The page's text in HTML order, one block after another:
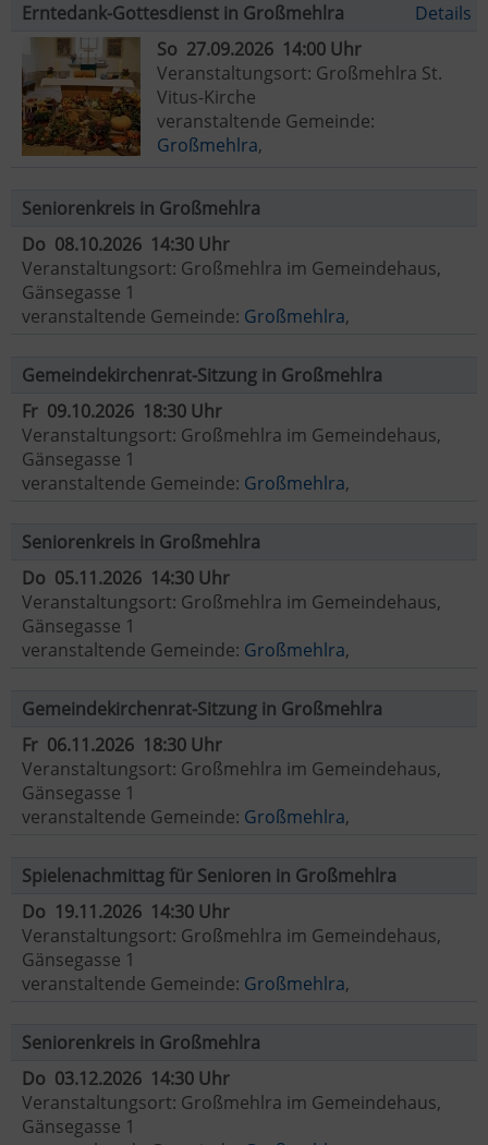
Erntedank-Gottesdienst in Großmehlra
Details
So 27.09.2026 14:00 Uhr
Veranstaltungsort: Großmehlra St.
Vitus-Kirche
veranstaltende Gemeinde:
Großmehlra,
Seniorenkreis in Großmehlra
Do 08.10.2026 14:30 Uhr
Veranstaltungsort: Großmehlra im Gemeindehaus,
Gänsegasse 1
veranstaltende Gemeinde: Großmehlra,
Gemeindekirchenrat-Sitzung in Großmehlra
Fr 09.10.2026 18:30 Uhr
Veranstaltungsort: Großmehlra im Gemeindehaus,
Gänsegasse 1
veranstaltende Gemeinde: Großmehlra,
Seniorenkreis in Großmehlra
Do 05.11.2026 14:30 Uhr
Veranstaltungsort: Großmehlra im Gemeindehaus,
Gänsegasse 1
veranstaltende Gemeinde: Großmehlra,
Gemeindekirchenrat-Sitzung in Großmehlra
Fr 06.11.2026 18:30 Uhr
Veranstaltungsort: Großmehlra im Gemeindehaus,
Gänsegasse 1
veranstaltende Gemeinde: Großmehlra,
Spielenachmittag für Senioren in Großmehlra
Do 19.11.2026 14:30 Uhr
Veranstaltungsort: Großmehlra im Gemeindehaus,
Gänsegasse 1
veranstaltende Gemeinde: Großmehlra,
Seniorenkreis in Großmehlra
Do 03.12.2026 14:30 Uhr
Veranstaltungsort: Großmehlra im Gemeindehaus,
Gänsegasse 1